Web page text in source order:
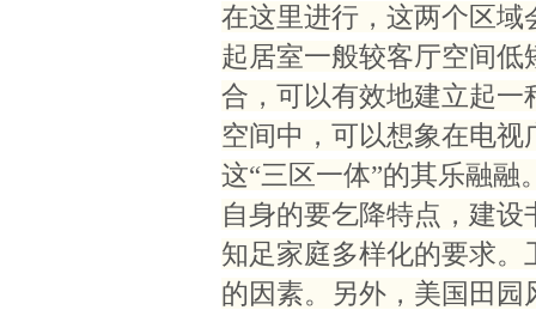
在这里进行，这两个区
起居室一般较客厅空间
合，可以有效地建立起
空间中，可以想象在电
这“三区一体”的其乐融
自身的要乞降特点，建
知足家庭多样化的要求
的因素。另外，美国田